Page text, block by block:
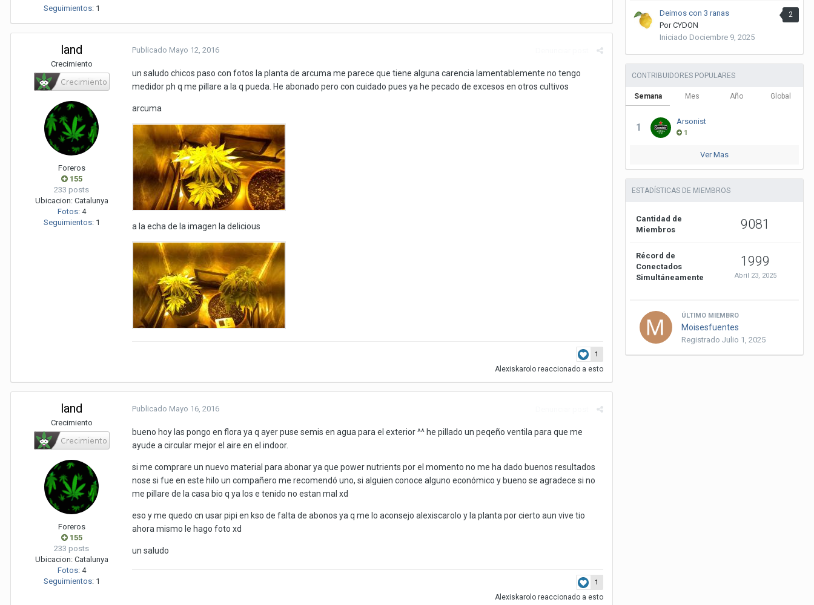
Seguimientos: 1
land
Crecimiento
Foreros
155
233 posts
Ubicacion: Catalunya
Fotos: 4
Seguimientos: 1
Publicado Mayo 12, 2016
un saludo chicos paso con fotos la planta de arcuma me parece que tiene alguna carencia lamentablemente no tengo
medidor ph q me pillare a la q pueda. He abonado pero con cuidado pues ya he pecado de excesos en otros cultivos
arcuma
a la echa de la imagen la delicious
1
Alexiskarolo reaccionado a esto
land
Crecimiento
Foreros
155
233 posts
Ubicacion: Catalunya
Fotos: 4
Seguimientos: 1
Publicado Mayo 16, 2016
bueno hoy las pongo en flora ya q ayer puse semis en agua para el exterior ^^ he pillado un peqeño ventila para que me
ayude a circular mejor el aire en el indoor.
si me comprare un nuevo material para abonar ya que power nutrients por el momento no me ha dado buenos resultados
nose si fue en este hilo un compañero me recomendó uno, si alguien conoce alguno económico y bueno se agradece si no
me pillare de la casa bio q ya los e tenido no estan mal xd
eso y me quedo cn usar pipi en kso de falta de abonos ya q me lo aconsejo alexiscarolo y la planta por cierto aun vive tio
ahora mismo le hago foto xd
un saludo
1
Alexiskarolo reaccionado a esto
2
Deimos con 3 ranas
PorCYDON
Iniciado Dociembre 9, 2025
CONTRIBUIDORES POPULARES
Semana Mes Año Global
1
Arsonist
1
Ver Mas
ESTADÍSTICAS DE MIEMBROS
Cantidad de
Miembros
9081
Récord de
Conectados
Simultáneamente
1999
Abril 23, 2025
ÚLTIMO MIEMBRO
Moisesfuentes
Registrado Julio 1, 2025